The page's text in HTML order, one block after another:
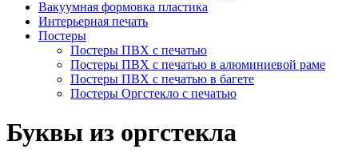
Вакуумная формовка пластика
Интерьерная печать
Постеры
Постеры ПВХ с печатью
Постеры ПВХ с печатью в алюминиевой раме
Постеры ПВХ с печатью в багете
Постеры Оргстекло с печатью
Буквы из оргстекла